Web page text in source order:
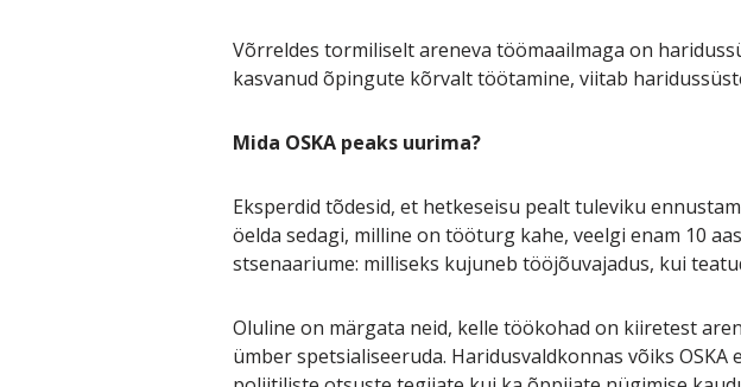
Võrreldes tormiliselt areneva töömaailmaga on
kasvanud õpingute kõrvalt töötamine, viitab
Mida OSKA peaks uurima?
Eksperdid tõdesid, et hetkeseisu pealt tuleviku
öelda sedagi, milline on tööturg kahe, veelgi enam 10
stsenaariume: milliseks kujuneb tööjõuvajadus, kui
Oluline on märgata neid, kelle töökohad on kiiretest
ümber spetsialiseeruda. Haridusvaldkonnas võiks